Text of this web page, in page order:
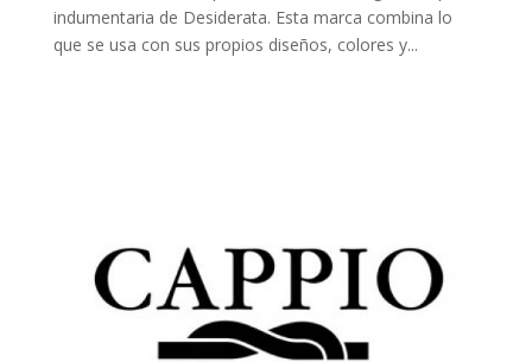
indumentaria de Desiderata. Esta marca combina lo
que se usa con sus propios diseños, colores y...